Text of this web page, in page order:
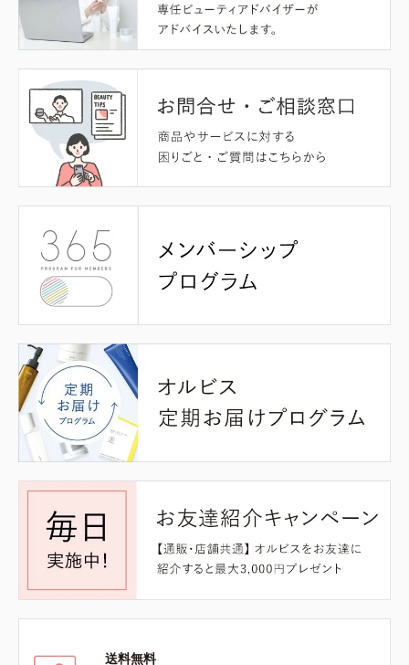
送料無料